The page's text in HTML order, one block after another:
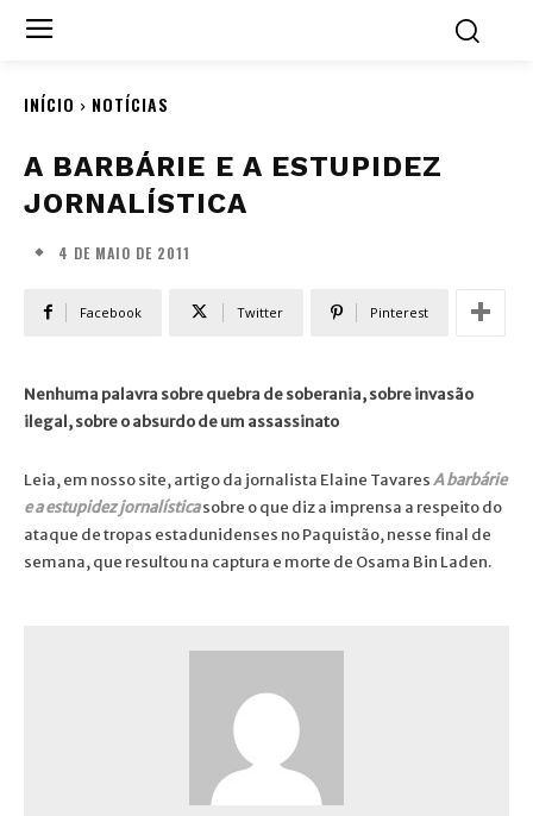
INÍCIO NOTÍCIAS
A BARBÁRIE E A ESTUPIDEZ
JORNALÍSTICA
4 DE MAIO DE 2011
Facebook Twitter Pinterest
Nenhuma palavra sobre quebra de soberania, sobre invasão
ilegal, sobre o absurdo de um assassinato
Leia, em nosso site, artigo da jornalista Elaine TavaresA barbárie
e a estupidez jornalísticasobre o que diz a imprensa a respeito do
ataque de tropas estadunidenses no Paquistão, nesse final de
semana, que resultou na captura e morte de Osama Bin Laden.